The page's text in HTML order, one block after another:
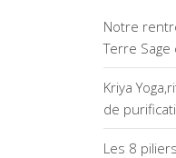
Notre
Terre
Kriya
de
Les 8